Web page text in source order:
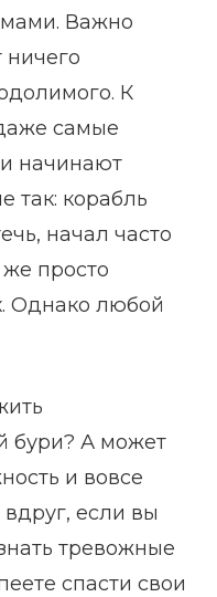
Важно
ничего
К
самые
начинают
так: корабль
начал часто
просто
Однако любой
бури? А может
и вовсе
если вы
тревожные
спасти свои